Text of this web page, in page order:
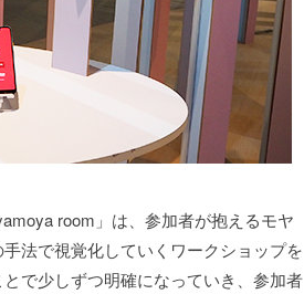
room」は、参加者が抱えるモヤ
法で視覚化していくワークショップを
で少しずつ明確になっていき、参加者